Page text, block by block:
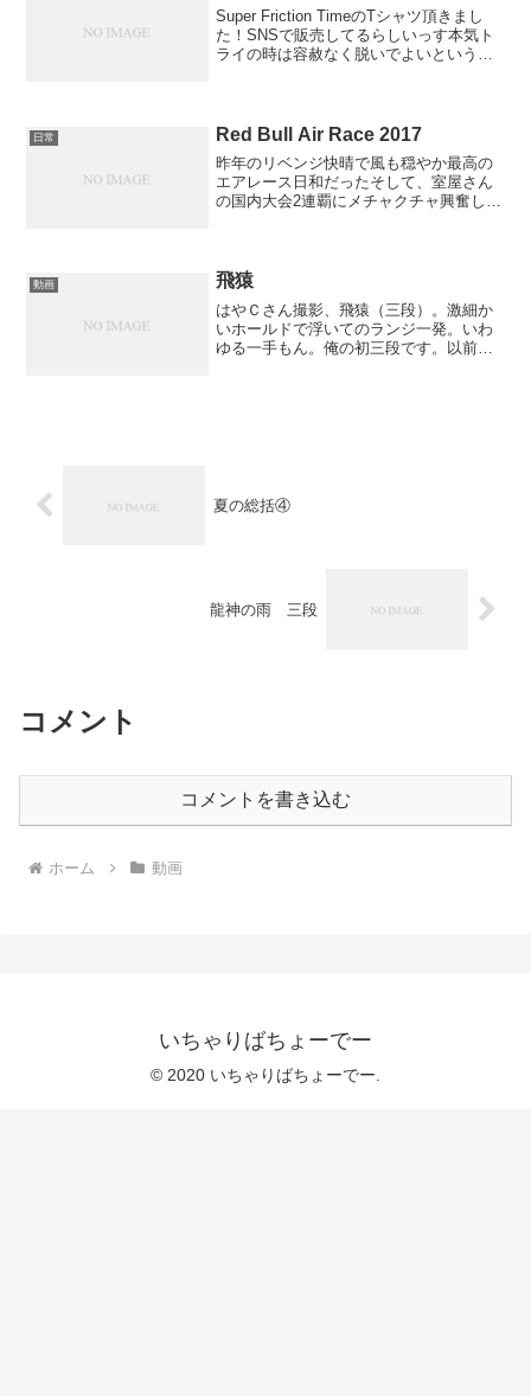
Super Friction TimeのTシャツ頂きまし
た！SNSで販売してるらしいっす本気ト
ライの時は容赦なく脱いでよいという条
日常 Red Bull Air Race 2017
昨年のリベンジ快晴で風も穏やか最高の
エアレース日和だったそして、室屋さん
の国内大会2連覇にメチャクチャ興奮した
リでファイナル進...
動画 飛猿
はやＣさん撮影、飛猿（三段）。激細か
いホールドで浮いてのランジ一発。いわ
ゆる一手もん。俺の初三段です。以前マ
夏の総括④
龍神の雨 三段
コメント
コメントを書き込む
ホーム 動画
いちゃりばちょーでー
© 2020 いちゃりばちょーでー.